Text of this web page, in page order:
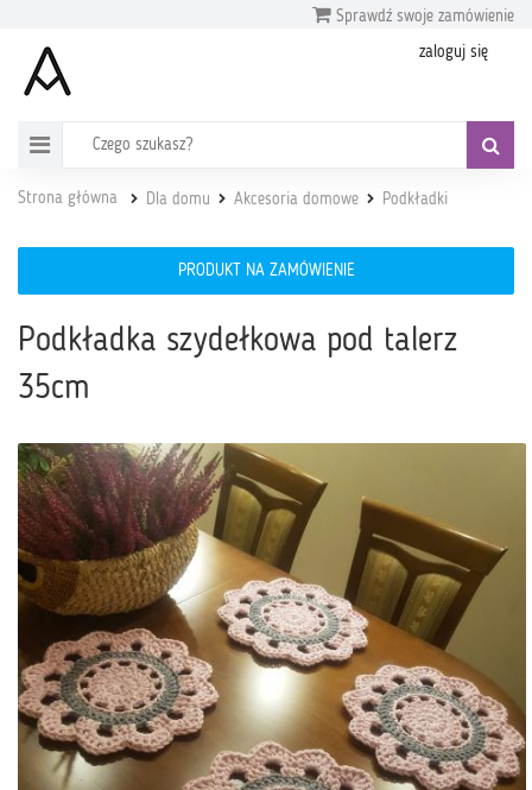
Sprawdź swoje zamówienie
zaloguj się
Strona główna Dla domu Akcesoria domowe Podkładki
PRODUKT NA ZAMÓWIENIE
Podkładka szydełkowa pod talerz
35cm